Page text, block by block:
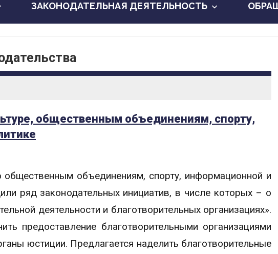
ЗАКОНОДАТЕЛЬНАЯ ДЕЯТЕЛЬНОСТЬ
общественным объединениям, спорту,
объединениям, спорту, информационной и
ряд законодательных инициатив, в числе которых – о
деятельности и благотворительных организациях».
предоставление благотворительными организациями
юстиции. Предлагается наделить благотворительные